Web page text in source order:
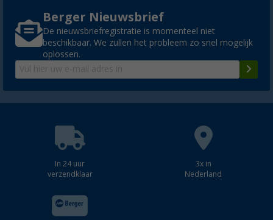
Berger Nieuwsbrief
De nieuwsbriefregistratie is momenteel niet
beschikbaar. We zullen het probleem zo snel mogelijk
oplossen.
In 24 uur
verzendklaar
3x in
Nederland